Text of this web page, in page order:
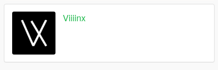
Viiiinx